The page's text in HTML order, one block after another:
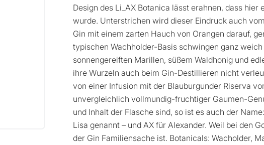
Design des Li_AX Botanica lässt erahnen, dass
wurde. Unterstrichen wird dieser Eindruck auch
Gin mit einem zarten Hauch von Orangen darauf,
typischen Wachholder-Basis schwingen ganz
sonnengereiften Marillen, süßem Waldhonig und
ihre Wurzeln auch beim Gin-Destillieren nicht
von einer Infusion mit der Blauburgunder Riserva
unvergleichlich vollmundig-fruchtiger Gaumen-
und Inhalt der Flasche sind, so ist es auch der
Lisa genannt – und AX für Alexander. Weil bei den
der Gin Familiensache ist. Botanicals: Wacholder,